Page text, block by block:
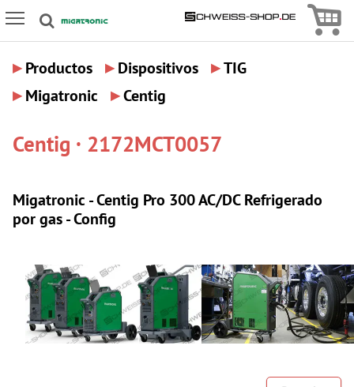
Icon Menu
▸ Productos ▸ Dispositivos ▸TIG
▸ Migatronic ▸Centig
Centig · 2172MCT0057
Migatronic - Centig Pro 300 AC/DC Refrigerado
por gas - Config